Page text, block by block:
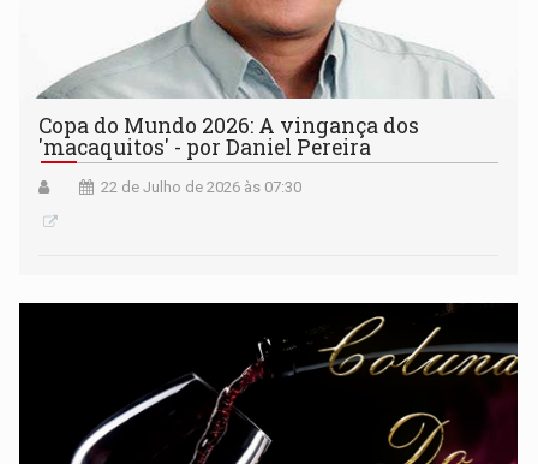
Copa do Mundo 2026: A vingança dos
'macaquitos' - por Daniel Pereira
22 de Julho de 2026 às 07:30